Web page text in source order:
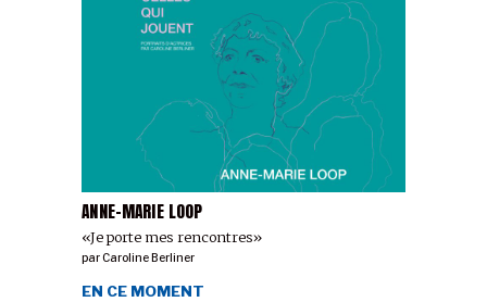
ANNE-MARIE LOOP
«Je porte mes rencontres»
parCaroline Berliner
EN CE MOMENT